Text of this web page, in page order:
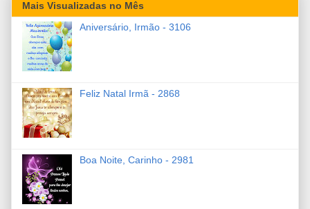
Mais Visualizadas no Mês
Aniversário, Irmão - 3106
Feliz Natal Irmã - 2868
Boa Noite, Carinho - 2981